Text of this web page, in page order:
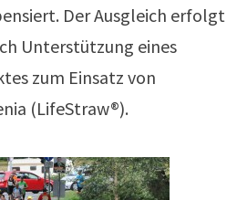
Der Ausgleich erfolgt
Unterstützung eines
zum Einsatz von
(LifeStraw®).